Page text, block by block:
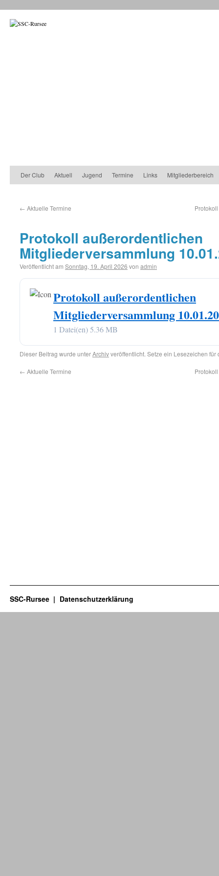
Der Club Aktuell Jugend Termine Links Mitgliederbereich
← Aktuelle Termine
Protokoll außerordentlichen
Mitgliederversammlung
Veröffentlicht am Sonntag, 19. April 2026 von admin
Protokoll außerordentlichen
Mitgliederversammlung
1 Datei(en) 5.36 MB
Dieser Beitrag wurde unterArchivveröffentlicht. Setze ein Lesezeichen für
← Aktuelle Termine
SSC-Rursee Datenschutzerklärung